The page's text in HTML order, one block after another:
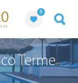
0
Terme